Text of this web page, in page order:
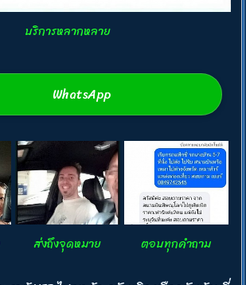
บริการหลากหลาย
WhatsApp
ส่งถึงจุดหมาย ตอบทุกคำถาม